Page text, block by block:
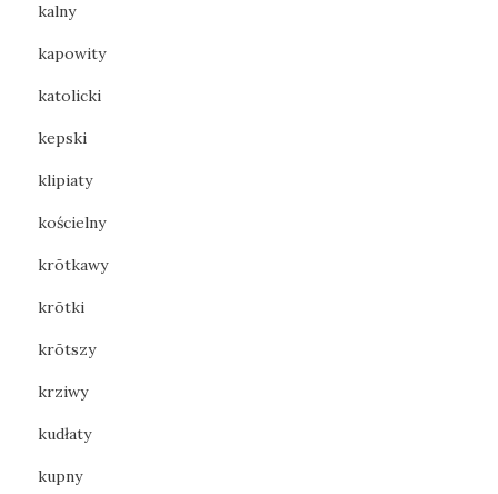
kalny
kapowity
katolicki
kepski
klipiaty
kościelny
krōtkawy
krōtki
krōtszy
krziwy
kudłaty
kupny